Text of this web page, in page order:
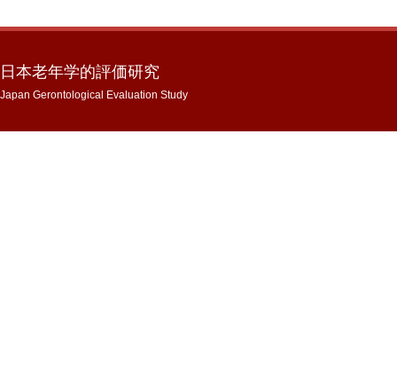
日本老年学的評価研究
Japan Gerontological Evaluation Study